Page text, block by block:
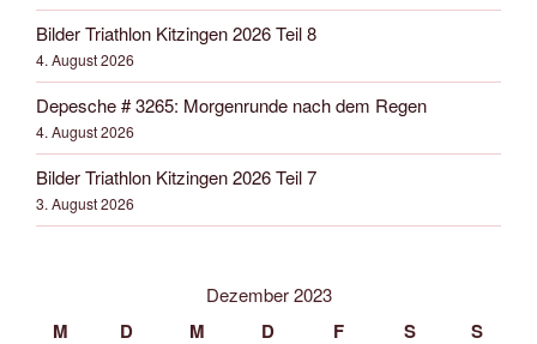
Bilder Triathlon Kitzingen 2026 Teil 8
4. August 2026
Depesche # 3265: Morgenrunde nach dem Regen
4. August 2026
Bilder Triathlon Kitzingen 2026 Teil 7
3. August 2026
Dezember 2023
M D M D F S S